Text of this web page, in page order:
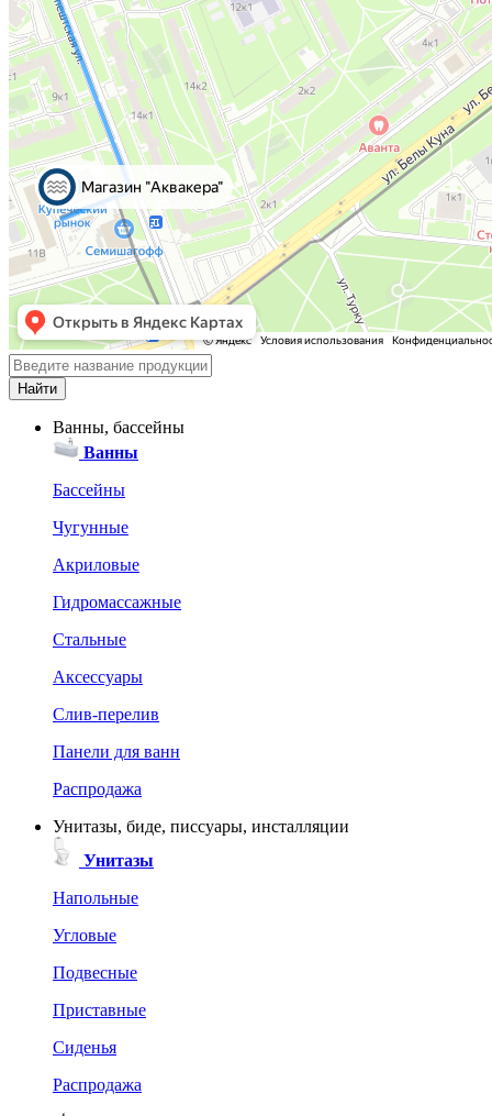
Ванны, бассейны
Ванны
Бассейны
Чугунные
Акриловые
Гидромассажные
Стальные
Аксессуары
Слив-перелив
Панели для ванн
Распродажа
Унитазы, биде, писсуары, инсталляции
Унитазы
Напольные
Угловые
Подвесные
Приставные
Сиденья
Распродажа